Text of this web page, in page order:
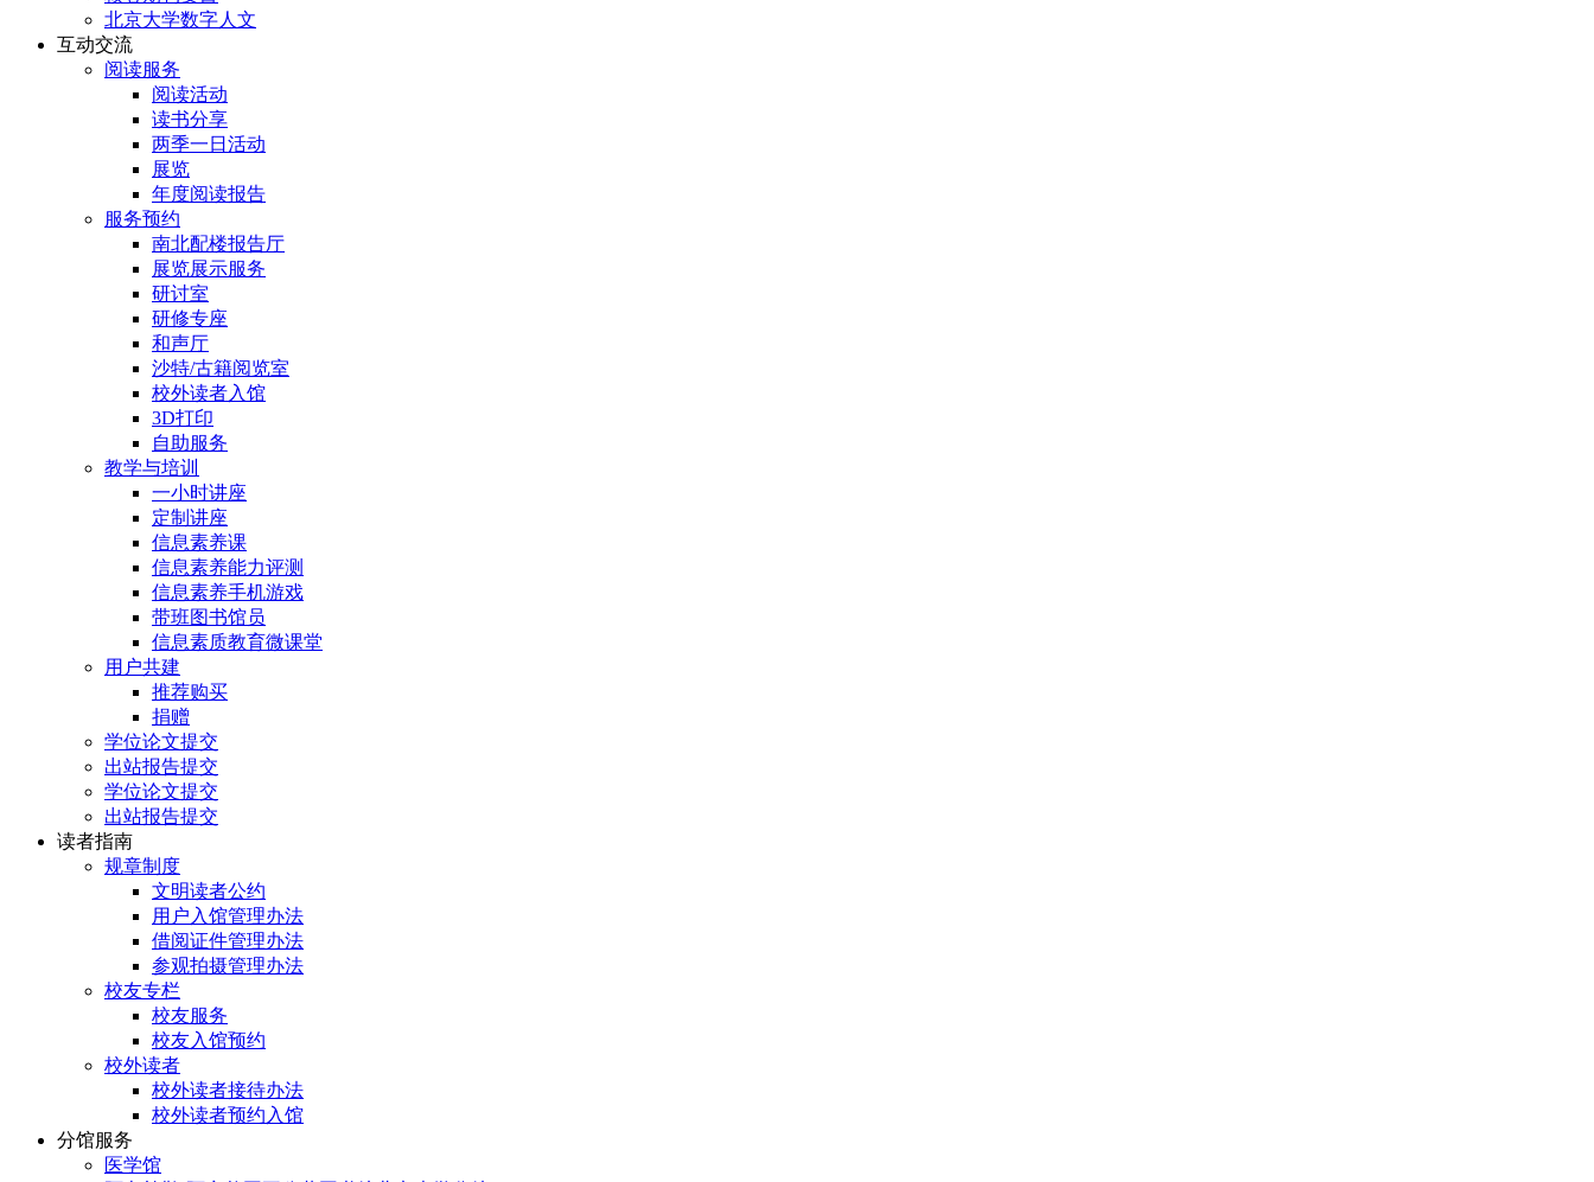
北京大学数字人文
互动交流
阅读服务
阅读活动
读书分享
两季一日活动
展览
年度阅读报告
服务预约
南北配楼报告厅
展览展示服务
研讨室
研修专座
和声厅
沙特/古籍阅览室
校外读者入馆
3D打印
自助服务
教学与培训
一小时讲座
定制讲座
信息素养课
信息素养能力评测
信息素养手机游戏
带班图书馆员
信息素质教育微课堂
用户共建
推荐购买
捐赠
学位论文提交
出站报告提交
学位论文提交
出站报告提交
读者指南
规章制度
文明读者公约
用户入馆管理办法
借阅证件管理办法
参观拍摄管理办法
校友专栏
校友服务
校友入馆预约
校外读者
校外读者接待办法
校外读者预约入馆
分馆服务
医学馆